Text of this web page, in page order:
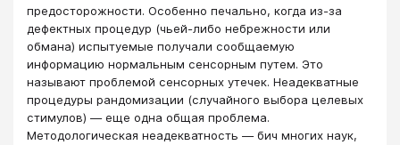
предосторожности. Особенно печально, когда из-за
дефектных процедур (чьей-либо небрежности или
обмана) испытуемые получали сообщаемую
информацию нормальным сенсорным путем. Это
называют проблемой сенсорных утечек. Неадекватные
процедуры рандомизации (случайного выбора целевых
стимулов) — еще одна общая проблема.
Методологическая неадекватность — бич многих наук,